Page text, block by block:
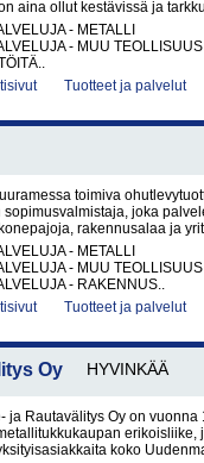
aina ollut kestävissä ja
- METALLI
- MUU TEOLLISUUS
Tuotteet ja palvelut
toimiva
joka
rakennusalaa ja
- METALLI
- MUU TEOLLISUUS
- RAKENNUS..
Tuotteet ja palvelut
Oy HYVINKÄÄ
ja Rautavälitys Oy on
erikoisliike,
koko